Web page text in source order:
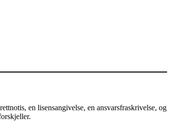
en lisensangivelse, en ansvarsfraskrivelse, og